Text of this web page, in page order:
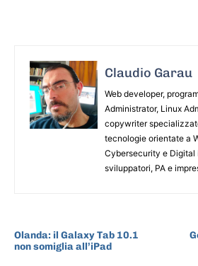
Claudio Garau
Web developer,
Administrator, Linux
copywriter
tecnologie orientate a
Cybersecurity e Digital
sviluppatori, PA e
Olanda: il Galaxy Tab 10.1
non somiglia all’iPad